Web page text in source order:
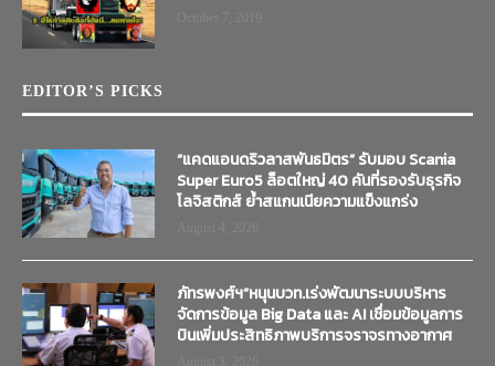
EDITOR’S PICKS
“แคดแอนดริวลาสพันธมิตร” รับมอบ Scania
Super Euro5 ล็อตใหญ่ 40 คันที่รองรับธุรกิจ
โลจิสติกส์ ย้ำสแกนเนียความแข็งแกร่ง
ภัทรพงศ์ฯ”หนุนบวท.เร่งพัฒนาระบบบริหาร
จัดการข้อมูล Big Data และ AI เชื่อมข้อมูลการ
บินเพิ่มประสิทธิภาพบริการจราจรทางอากาศ